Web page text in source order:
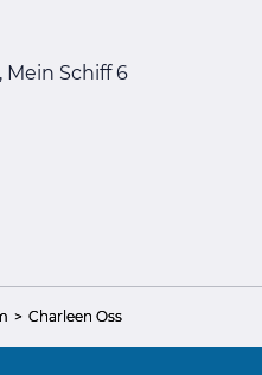
Mein Schiff 6
Charleen Oss